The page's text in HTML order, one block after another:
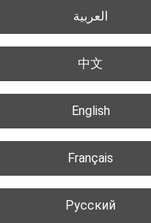
العربية
中文
English
Français
Русский